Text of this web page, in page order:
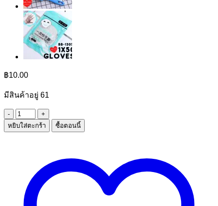
฿10.00
มีสินค้าอยู่ 61
จำนวน
กรรไกร
หยิบใส่ตะกร้า ซื้อตอนนี้